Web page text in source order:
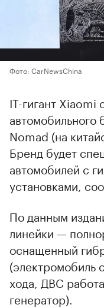
Фото: CarNewsChina
IT-гигант Xiaomi
автомобильного
Nomad (на
Бренд будет
автомобилей с
установками,
По данным
линейки —
оснащенный
(электромобиль
хода, ДВС
генератор).